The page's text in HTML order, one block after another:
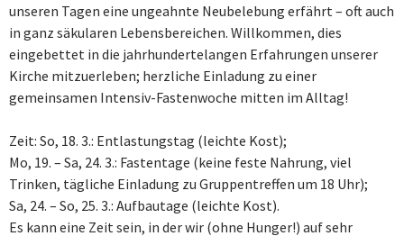
unseren Tagen eine ungeahnte Neubelebung erfährt – oft auch
in ganz säkularen Lebensbereichen. Willkommen, dies
eingebettet in die jahrhundertelangen Erfahrungen unserer
Kirche mitzuerleben; herzliche Einladung zu einer
gemeinsamen Intensiv-Fastenwoche mitten im Alltag!
Zeit: So, 18. 3.: Entlastungstag (leichte Kost);
Mo, 19. – Sa, 24. 3.: Fastentage (keine feste Nahrung, viel
Trinken, tägliche Einladung zu Gruppentreffen um 18 Uhr);
Sa, 24. – So, 25. 3.: Aufbautage (leichte Kost).
Es kann eine Zeit sein, in der wir (ohne Hunger!) auf sehr